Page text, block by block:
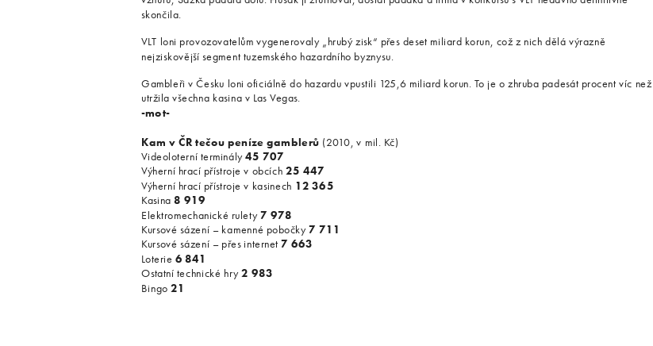
skončila.
VLT loni provozovatelům vygenerovaly „hrubý zisk“ přes deset miliard korun, což z nich dělá výrazně
nejziskovější segment tuzemského hazardního byznysu.
Gambleři v Česku loni oficiálně do hazardu vpustili 125,6 miliard korun. To je o zhruba padesát procent víc než
utržila všechna kasina v Las Vegas.
-mot-
Kam v ČR tečou peníze gamblerů (2010, v mil. Kč)
Videoloterní terminály45 707
Výherní hrací přístroje v obcích 25 447
Výherní hrací přístroje v kasinech 12 365
Kasina8 919
Elektromechanické rulety7 978
Kursové sázení – kamenné pobočky7 711
Kursové sázení – přes internet7 663
Loterie 6 841
Ostatní technické hry2 983
Bingo21